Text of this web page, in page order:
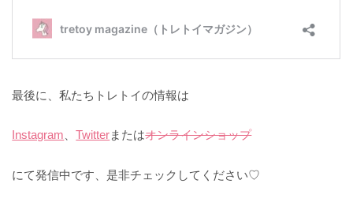
最後に、私たちトレトイの情報は
Instagram 、Twitterまたはオンラインショップ
にて発信中です、是非チェックしてください♡